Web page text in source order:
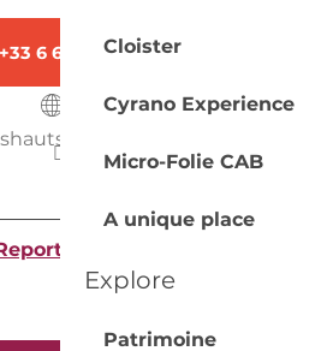
Cloister
Cyrano Experience
Micro-Folie CAB
A unique place
Explore
Patrimoine
+33 6 67 47 75▒▒
mistake